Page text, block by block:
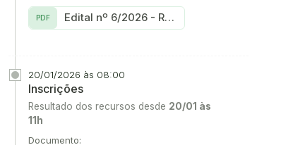
Edital nº 6/2026 - Resultado Preliminar Transferidos e Diplomados
PDF
20/01/2026 às 08:00
Inscrições
Resultado dos recursos desde 20/01 às
11h
Documento: